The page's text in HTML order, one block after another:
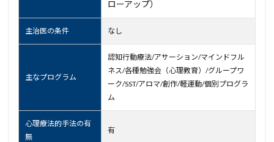
ローアップ）
主治医の条件 なし
主なプログラム
認知行動療法/アサーション/マインドフル
ネス/各種勉強会（心理教育）/グループワ
ーク/SST/アロマ/創作/軽運動/個別プログラ
ム
心理療法的手法の有
無
有